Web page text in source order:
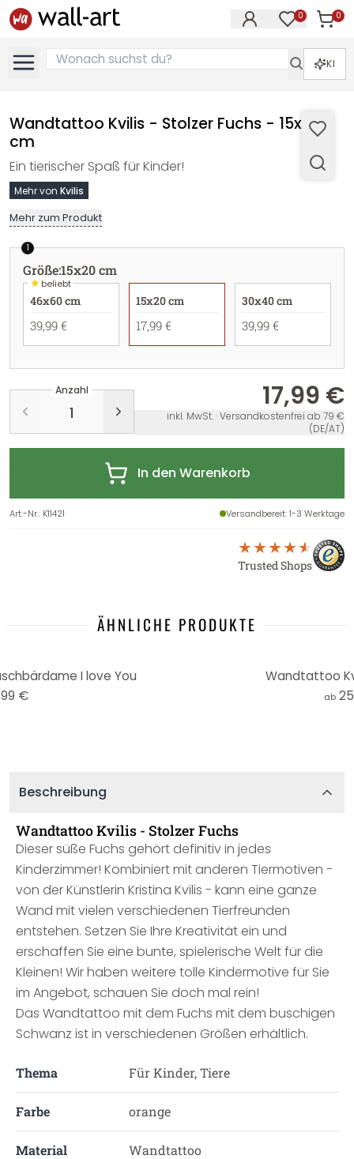
0 0
KI
Wandtattoo Kvilis - Stolzer Fuchs - 15x20
cm
Ein tierischer Spaß für Kinder!
Mehr von Kvilis
Mehr zum Produkt
1
Größe:15x20 cm
★beliebt
46x60 cm
39,99 €
15x20 cm
17,99 €
30x40 cm
39,99 €
Anzahl 17,99 €
inkl. MwSt. · Versandkostenfrei ab 79 €
(DE/AT)
In den Warenkorb
Art.-Nr.: K11421 Versandbereit: 1-3 Werktage
Trusted Shops
ÄHNLICHE PRODUKTE
I love You
€
Wandtattoo
ab
Beschreibung
Wandtattoo Kvilis - Stolzer Fuchs
Dieser süße Fuchs gehört definitiv in jedes
Kinderzimmer! Kombiniert mit anderen Tiermotiven -
von der Künstlerin Kristina Kvilis - kann eine ganze
Wand mit vielen verschiedenen Tierfreunden
entstehen. Setzen Sie Ihre Kreativität ein und
erschaffen Sie eine bunte, spielerische Welt für die
Kleinen! Wir haben weitere tolle Kindermotive für Sie
im Angebot, schauen Sie doch mal rein!
Das Wandtattoo mit dem Fuchs mit dem buschigen
Schwanz ist in verschiedenen Größen erhältlich.
Thema Für Kinder, Tiere
Farbe orange
Material Wandtattoo